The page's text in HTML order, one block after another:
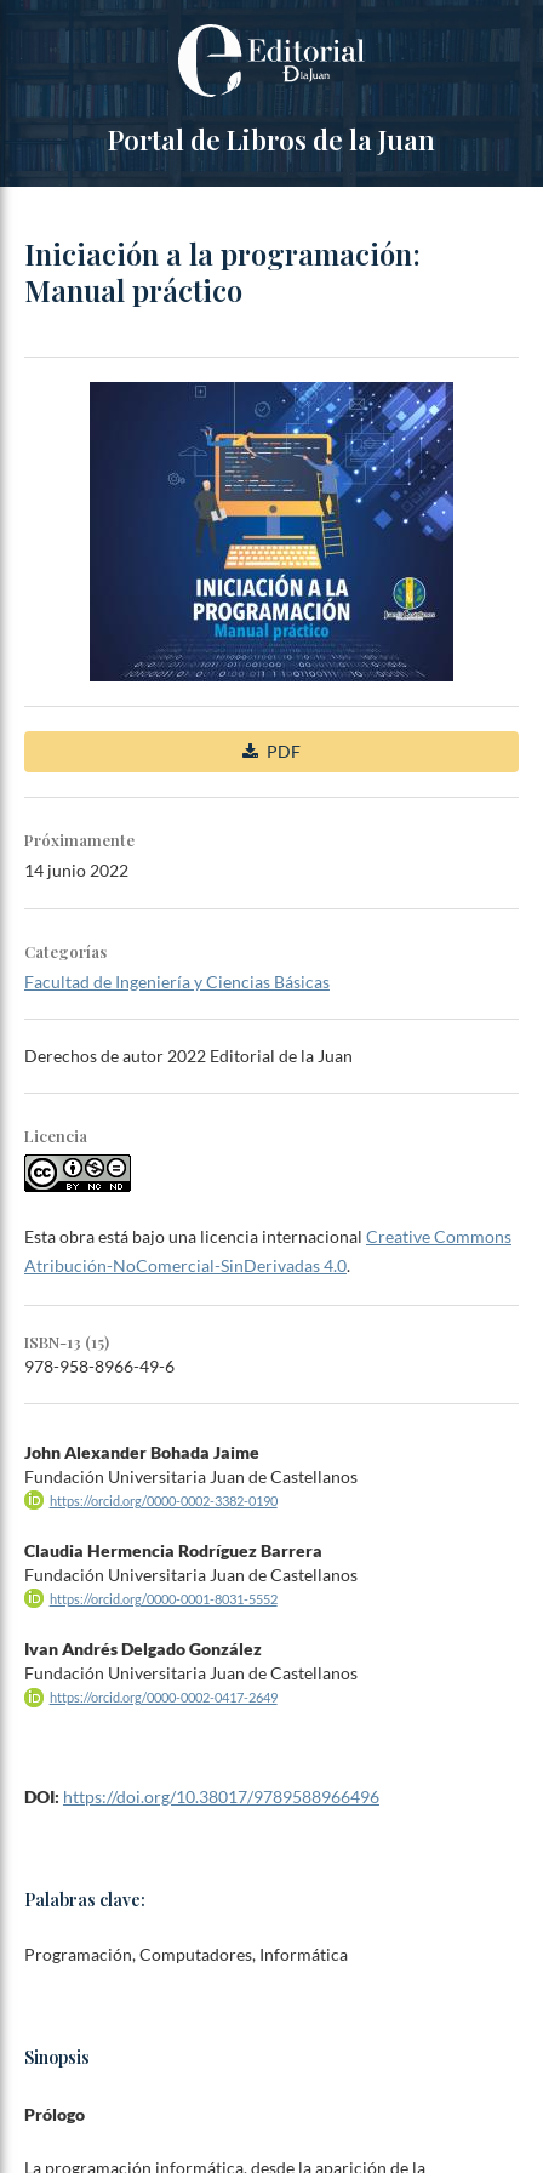
Portal de Libros de la Juan
Iniciación a la programación:
Manual práctico
John Alexander Bohada Jaime
Fundación Universitaria Juan de Castellanos
https://orcid.org/0000-0002-3382-0190
Claudia Hermencia Rodríguez Barrera
Fundación Universitaria Juan de Castellanos
https://orcid.org/0000-0001-8031-5552
Ivan Andrés Delgado González
Fundación Universitaria Juan de Castellanos
https://orcid.org/0000-0002-0417-2649
DOI: https://doi.org/10.38017/9789588966496
Palabras clave:
Programación, Computadores, Informática
Sinopsis
Prólogo
La programación informática, desde la aparición de la
PDF
Próximamente
14 junio 2022
Categorías
Facultad de Ingeniería y Ciencias Básicas
Derechos de autor 2022 Editorial de la Juan
Licencia
Esta obra está bajo una licencia internacional Creative Commons
Atribución-NoComercial-SinDerivadas 4.0.
ISBN-13 (15)
978-958-8966-49-6